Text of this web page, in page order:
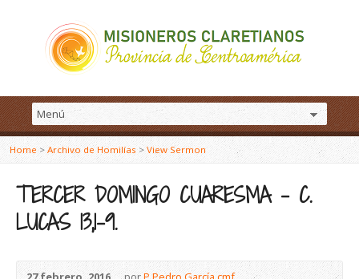
Home > Archivo de Homilías > View Sermon
TERCER DOMINGO CUARESMA – C.
LUCAS 13,1-9.